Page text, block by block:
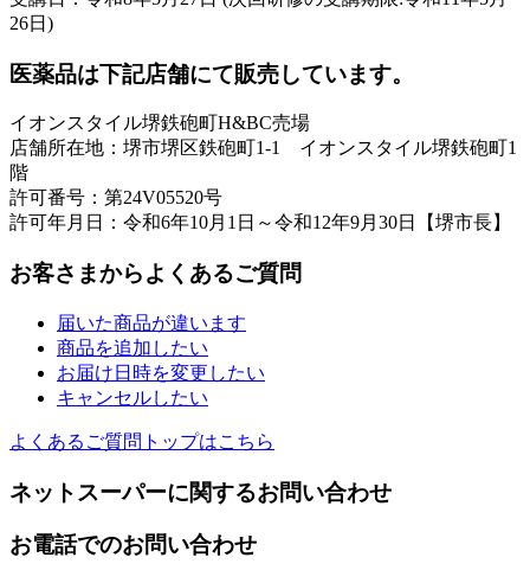
26日)
医薬品は下記店舗にて販売しています。
イオンスタイル堺鉄砲町H&BC売場
店舗所在地：堺市堺区鉄砲町1-1 イオンスタイル堺鉄砲町1
階
許可番号：第24V05520号
許可年月日：令和6年10月1日～令和12年9月30日【堺市長】
お客さまからよくあるご質問
届いた商品が違います
商品を追加したい
お届け日時を変更したい
キャンセルしたい
よくあるご質問トップはこちら
ネットスーパーに関するお問い合わせ
お電話でのお問い合わせ